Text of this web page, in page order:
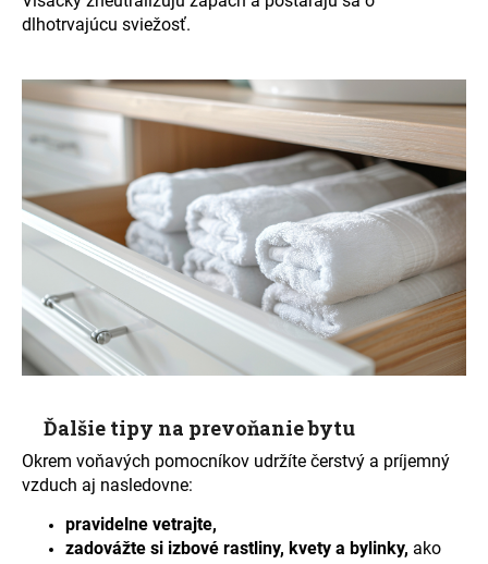
dlhotrvajúcu sviežosť.
Ďalšie tipy na prevoňanie bytu
Okrem voňavých pomocníkov udržíte čerstvý a príjemný
vzduch aj nasledovne:
pravidelne vetrajte,
zadovážte si izbové rastliny, kvety a bylinky, ako